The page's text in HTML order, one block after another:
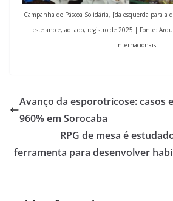
Campanha de Páscoa Solidária, [da esquerda para a
este ano e, ao lado, registro de 2025 | Fonte:
Internacionais
Avanço da esporotricose: casos
960% em Sorocaba
RPG de mesa é
ferramenta para desenvolver